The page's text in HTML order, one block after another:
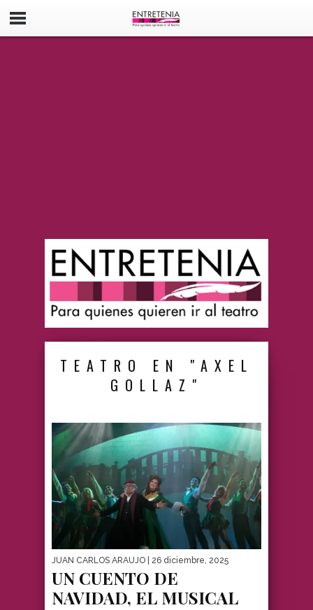
TEATRO EN "AXEL
GOLLAZ"
JUAN CARLOS ARAUJO | 26 diciembre, 2025
UN CUENTO DE
NAVIDAD, EL MUSICAL